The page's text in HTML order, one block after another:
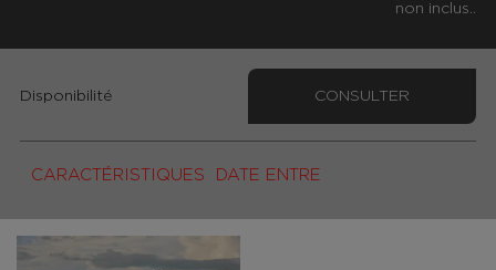
non inclus..
CARACTÉRISTIQUES DATE ENTRE
Disponibilité CONSULTER